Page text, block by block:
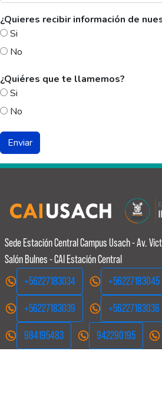
¿Quieres recibir información de
Si
No
¿Quiéres que te llamemos?
Si
No
Sede Estación Central Campus Usach - Av.
Salón Bulnes - CAI Estación Central
+56227183034
+56227183045
+56227183039 +56227183036
984195483 942290195